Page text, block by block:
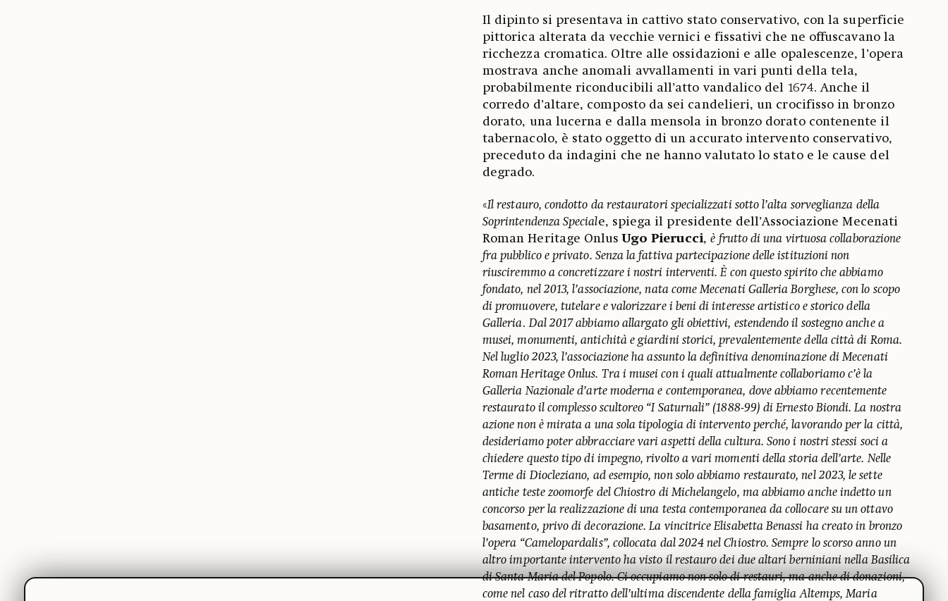
Il dipinto si presentava in cattivo stato conservativo, con la superficie
pittorica alterata da vecchie vernici e fissativi che ne offuscavano la
ricchezza cromatica. Oltre alle ossidazioni e alle opalescenze, l’opera
mostrava anche anomali avvallamenti in vari punti della tela,
probabilmente riconducibili all’atto vandalico del 1674. Anche il
corredo d’altare, composto da sei candelieri, un crocifisso in bronzo
dorato, una lucerna e dalla mensola in bronzo dorato contenente il
tabernacolo, è stato oggetto di un accurato intervento conservativo,
preceduto da indagini che ne hanno valutato lo stato e le cause del
degrado.
«Il restauro, condotto da restauratori specializzati sotto l’alta sorveglianza della
Soprintendenza Speciale, spiega il presidente dell’Associazione Mecenati
Roman Heritage OnlusUgo Pierucci,è frutto di una virtuosa collaborazione
fra pubblico e privato. Senza la fattiva partecipazione delle istituzioni non
riusciremmo a concretizzare i nostri interventi. È con questo spirito che abbiamo
fondato, nel 2013, l’associazione, nata come Mecenati Galleria Borghese, con lo scopo
di promuovere, tutelare e valorizzare i beni di interesse artistico e storico della
Galleria.Dal 2017 abbiamo allargato gli obiettivi, estendendo il sostegno anche a
musei, monumenti, antichità e giardini storici, prevalentemente della città di Roma.
Nel luglio 2023, l’associazione ha assunto la definitiva denominazione di Mecenati
Roman Heritage Onlus. Tra i musei con i quali attualmente collaboriamo c’è la
Galleria Nazionale d’arte moderna e contemporanea, dove abbiamo recentemente
restaurato il complesso scultoreo “I Saturnali” (1888-99) di Ernesto Biondi. La nostra
azione non è mirata a una sola tipologia di intervento perché, lavorando per la città,
desideriamo poter abbracciare vari aspetti della cultura. Sono i nostri stessi soci a
chiedere questo tipo di impegno, rivolto a vari momenti della storia dell’arte. Nelle
Terme di Diocleziano, ad esempio, non solo abbiamo restaurato, nel 2023, le sette
antiche teste zoomorfe del Chiostro di Michelangelo, ma abbiamo anche indetto un
concorso per la realizzazione di una testa contemporanea da collocare su un ottavo
basamento, privo di decorazione. La vincitrice Elisabetta Benassi ha creato in bronzo
l’opera “Camelopardalis”, collocata dal 2024 nel Chiostro. Sempre lo scorso anno un
altro importante intervento ha visto il restauro dei due altari berniniani nella Basilica
di Santa Maria del Popolo. Ci occupiamo non solo di restauri, ma anche di donazioni,
come nel caso del ritratto dell’ultima discendente della famiglia Altemps, Maria